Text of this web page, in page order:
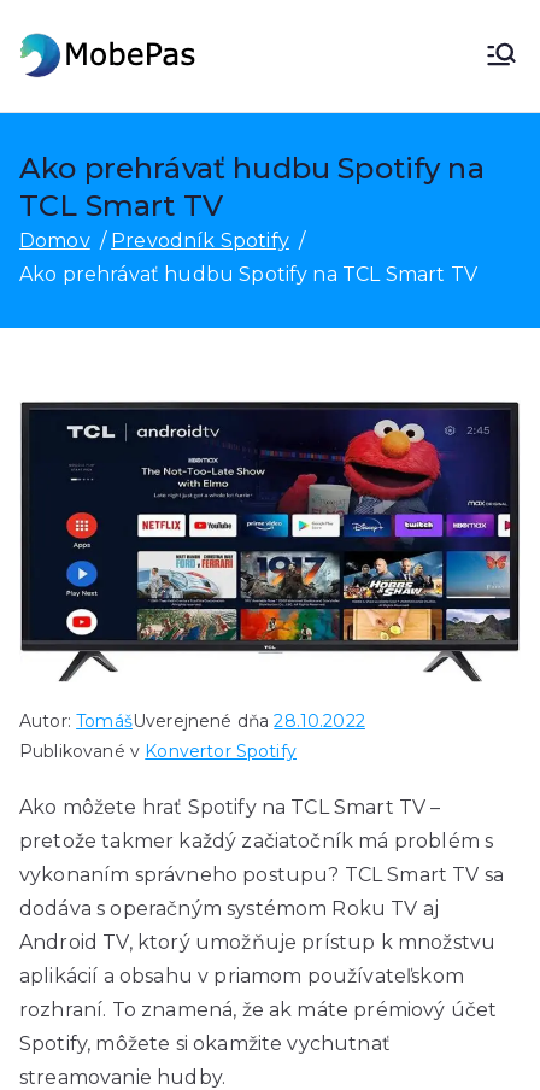
na
obsah
Menič polohy MobePas, obnova
Ako prehrávať hudbu Spotify na
TCL Smart TV
Domov
Prevodník Spotify
Ako prehrávať hudbu Spotify na TCL Smart TV
Autor:TomášUverejnené dňa28.10.2022
Publikované v Konvertor Spotify
Ako môžete hrať Spotify na TCL Smart TV –
pretože takmer každý začiatočník má problém s
vykonaním správneho postupu? TCL Smart TV sa
dodáva s operačným systémom Roku TV aj
Android TV, ktorý umožňuje prístup k množstvu
aplikácií a obsahu v priamom používateľskom
rozhraní. To znamená, že ak máte prémiový účet
Spotify, môžete si okamžite vychutnať
streamovanie hudby.